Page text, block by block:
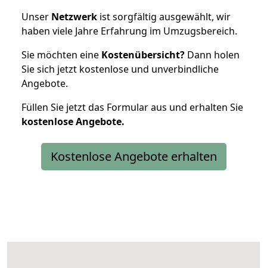
Unser Netzwerk ist sorgfältig ausgewählt, wir
haben viele Jahre Erfahrung im Umzugsbereich.
Sie möchten eine Kostenübersicht? Dann holen
Sie sich jetzt kostenlose und unverbindliche
Angebote.
Füllen Sie jetzt das Formular aus und erhalten Sie
kostenloseAngebote.
Kostenlose Angebote erhalten